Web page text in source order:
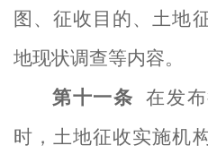
图、征收目的、土地
地现状调查等内容。
第十一条
在发
时，土地征收实施机